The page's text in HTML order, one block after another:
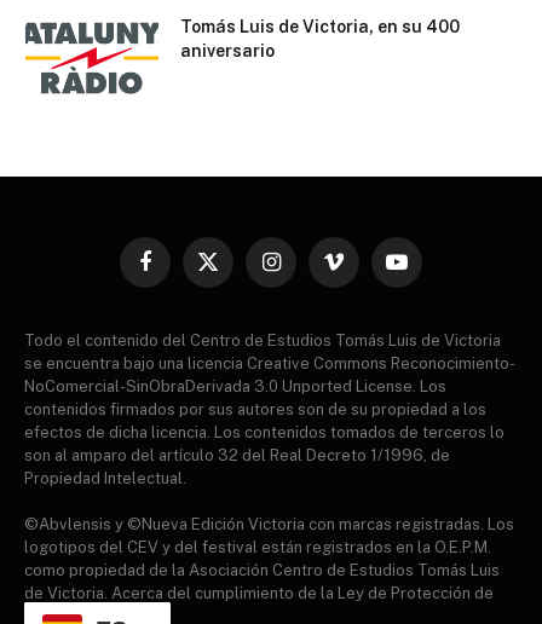
Tomás Luis de Victoria, en su 400
aniversario
Facebook
X
InstagramVimeo YouTube
Todo el contenido del Centro de Estudios Tomás Luis de Victoria
se encuentra bajo una licencia Creative Commons Reconocimiento-
NoComercial-SinObraDerivada 3.0 Unported License. Los
contenidos firmados por sus autores son de su propiedad a los
efectos de dicha licencia. Los contenidos tomados de terceros lo
son al amparo del artículo 32 del Real Decreto 1/1996, de
Propiedad Intelectual.
©Abvlensis y ©Nueva Edición Victoria con marcas registradas. Los
logotipos del CEV y del festival están registrados en la O.E.P.M.
como propiedad de la Asociación Centro de Estudios Tomás Luis
de Victoria. Acerca del cumplimiento de la Ley de Protección de
datos.